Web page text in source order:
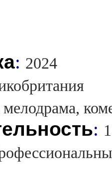
: 2024
мелодрама,
: